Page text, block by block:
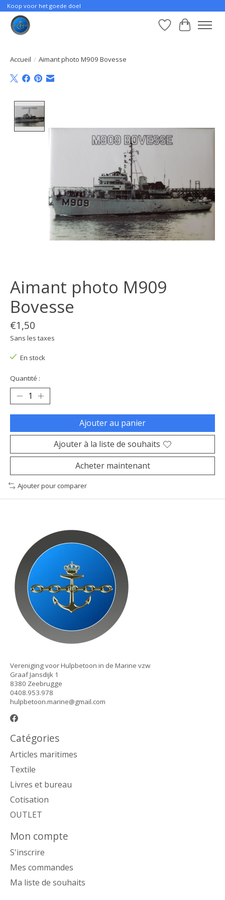
Koop voor het goede doel
Liste dePanier
Accueil / Aimant photo M909 Bovesse
Aimant photo M909
Bovesse
€1,50
Sans les taxes
En stock
Quantité :
Ajouter au panier
Ajouter à la liste de souhaits
Acheter maintenant
Ajouter pour comparer
Vereniging voor Hulpbetoon in de Marine vzw
Graaf Jansdijk 1
8380 Zeebrugge
0408.953.978
hulpbetoon.marine@gmail.com
Catégories
Articles maritimes
Textile
Livres et bureau
Cotisation
OUTLET
Mon compte
S'inscrire
Mes commandes
Ma liste de souhaits